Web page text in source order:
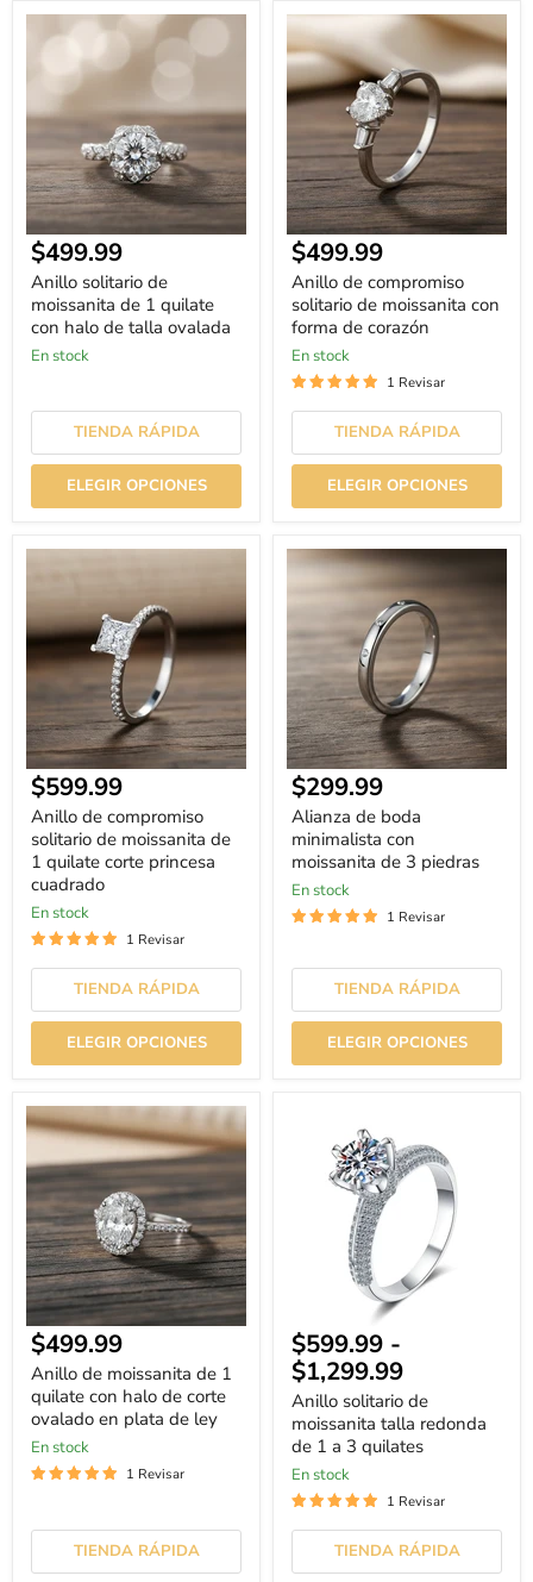
Anillo
solitario
moissanita
1
con
halo
de
talla
ovalada
$499.99
Anillo solitario de
moissanita de 1 quilate
con halo de talla ovalada
En stock
TIENDA RÁPIDA
ELEGIR OPCIONES
Anillo
de
compromiso
solitario
de
moissanita
forma
de
corazón
$499.99
Anillo de compromiso
solitario de moissanita con
forma de corazón
En stock
1 Revisar
TIENDA RÁPIDA
ELEGIR OPCIONES
Anillo
compromiso
solitario
de
moissanita
de
quilate
corte
princesa
cuadrado
$599.99
Anillo de compromiso
solitario de moissanita de
1 quilate corte princesa
cuadrado
En stock
1 Revisar
TIENDA RÁPIDA
ELEGIR OPCIONES
Alianza
minimalista
con
moissanita
de
3
piedras
Precio
actual
$299.99
Alianza de boda
minimalista con
moissanita de 3 piedras
En stock
1 Revisar
TIENDA RÁPIDA
ELEGIR OPCIONES
Anillo
de
de
1
quilate
con
halo
de
corte
ovalado
en
plata
de
ley
$499.99
Anillo de moissanita de 1
quilate con halo de corte
ovalado en plata de ley
En stock
1 Revisar
TIENDA RÁPIDA
moissanita
$599.99 -
$1,299.99
Anillo solitario de
moissanita talla redonda
de 1 a 3 quilates
En stock
1 Revisar
TIENDA RÁPIDA